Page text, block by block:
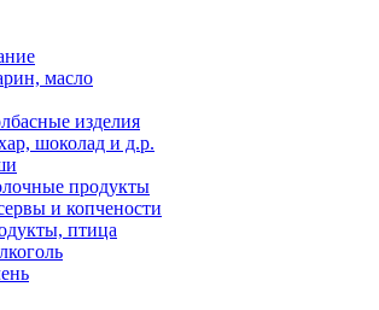
масло
изделия
шоколад и д.р.
продукты
и копчености
птица